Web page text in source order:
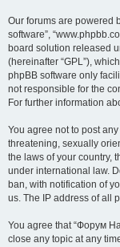
Our forums are powered
software”,
board solution released
(hereinafter “GPL”),
phpBB software only
not responsible for the
For further information
You agree not to post
threatening, sexually
the laws of your country,
under international law.
ban, with notification of
us. The IP address of all
You agree that “Форум
close any topic at any